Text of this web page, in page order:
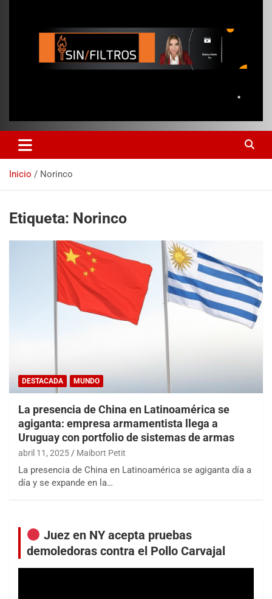
Inicio Norinco
Etiqueta: Norinco
DESTACADA MUNDO
La presencia de China en Latinoamérica se
agiganta: empresa armamentista llega a
Uruguay con portfolio de sistemas de armas
abril 11, 2025 Maibort Petit
La presencia de China en Latinoamérica se agiganta día a
día y se expande en la…
Juez en NY acepta pruebas
demoledoras contra el Pollo Carvajal